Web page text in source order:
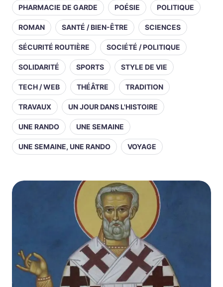
PHARMACIE DE GARDE POÉSIE POLITIQUE
ROMAN SANTÉ / BIEN-ÊTRE SCIENCES
SÉCURITÉ ROUTIÈRE SOCIÉTÉ / POLITIQUE
SOLIDARITÉ SPORTS STYLE DE VIE
TECH / WEB THÉÂTRE TRADITION
TRAVAUX UN JOUR DANS L'HISTOIRE
UNE RANDO UNE SEMAINE
UNE SEMAINE, UNE RANDO VOYAGE